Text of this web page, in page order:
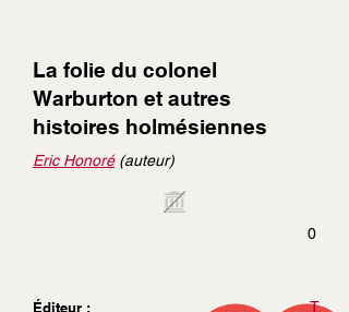
La folie du colonel
Warburton et autres
histoires holmésiennes
Eric Honoré(auteur)
0
Éditeur :
T